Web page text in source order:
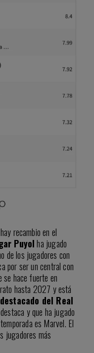
recambio en el
Puyolha jugado
de los jugadores con
por ser un central con
se hace fuerte en
hasta 2027 y está
del Real
y que ha jugado
es Marvel. El
jugadores más